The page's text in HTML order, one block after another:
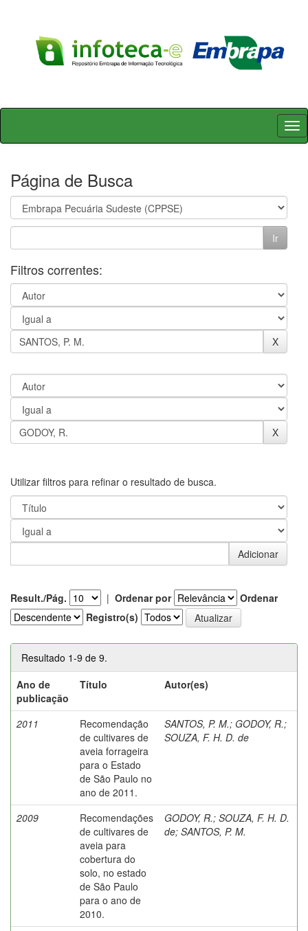
Skip
Página de Busca
Filtros correntes:
Utilizar filtros para refinar o resultado de busca.
Result./Pág. | Ordenar por
Ordenar
Registro(s)
Resultado 1-9 de 9.
Ano de
publicação
Título Autor(es)
2011
Recomendação
de cultivares de
aveia forrageira
para o Estado
de São Paulo no
ano de 2011.
SANTOS, P. M.; GODOY, R.;
SOUZA, F. H. D. de
2009
Recomendações
de cultivares de
aveia para
cobertura do
solo, no estado
de São Paulo
para o ano de
2010.
GODOY, R.; SOUZA, F. H. D.
de; SANTOS, P. M.